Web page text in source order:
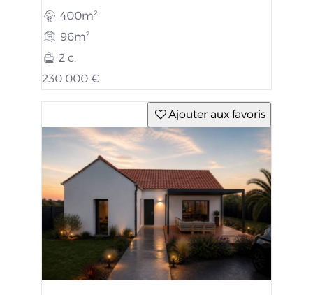
400m²
96m²
2 c.
230 000 €
Ajouter aux favoris